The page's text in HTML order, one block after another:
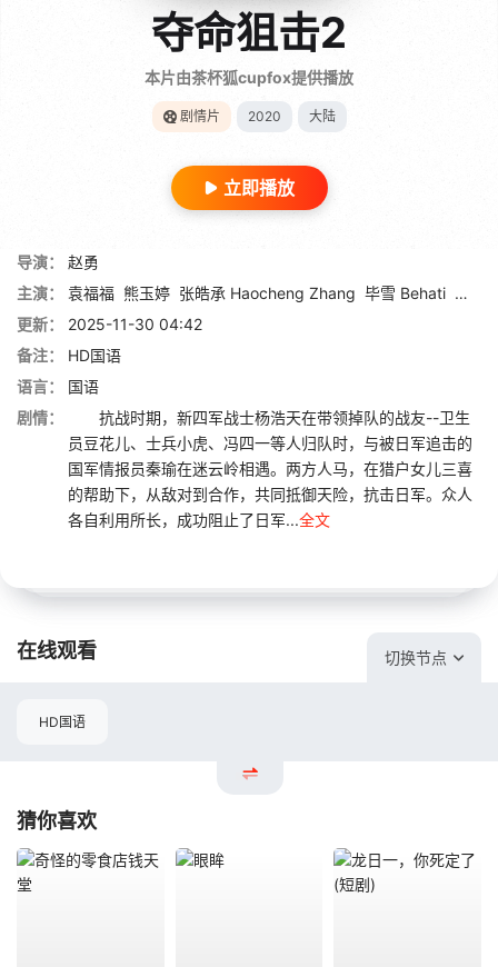
夺命狙击2
本片由茶杯狐cupfox提供播放
剧情片 2020 大陆
立即播放
导演：
赵勇
主演：
袁福福 熊玉婷 张皓承 Haocheng Zhang 毕雪 Behati 杜玉
更新：
2025-11-30 04:42
备注：
HD国语
语言：
国语
剧情：
抗战时期，新四军战士杨浩天在带领掉队的战友--卫生
员豆花儿、士兵小虎、冯四一等人归队时，与被日军追击的
国军情报员秦瑜在迷云岭相遇。两方人马，在猎户女儿三喜
的帮助下，从敌对到合作，共同抵御天险，抗击日军。众人
各自利用所长，成功阻止了日军...全文
在线观看 切换节点
HD国语
猜你喜欢